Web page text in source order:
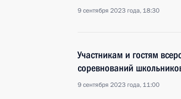
9 сентября 2023 года, 18:30
Участникам и гостям
соревнований
9 сентября 2023 года, 11:00